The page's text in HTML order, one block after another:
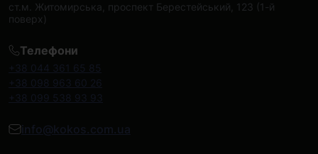
ст.м. Житомирська, проспект Берестейський, 123 (1-й
поверх)
Телефони
+38 044 361 65 85
+38 098 963 60 26
+38 099 538 93 93
info@kokos.com.ua